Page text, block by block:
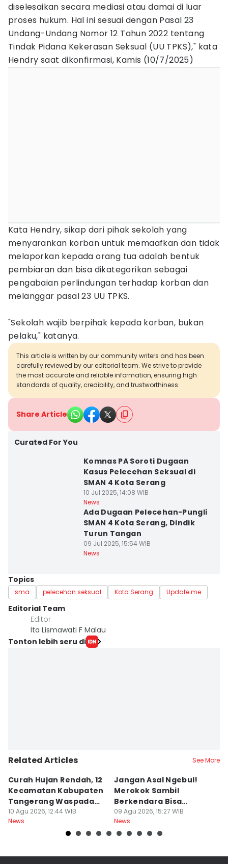
diselesaikan secara mediasi atau damai di luar
proses hukum. Hal ini sesuai dengan Pasal 23
Undang-Undang Nomor 12 Tahun 2022 tentang
Tindak Pidana Kekerasan Seksual (UU TPKS)," kata
Hendry saat dikonfirmasi, Kamis (10/7/2025)
Kata Hendry, sikap dari pihak sekolah yang
menyarankan korban untuk memaafkan dan tidak
melaporkan kepada orang tua adalah bentuk
pembiaran dan bisa dikategorikan sebagai
pengabaian perlindungan terhadap korban dan
melanggar pasal 23 UU TPKS.
"Sekolah wajib berpihak kepada korban, bukan
pelaku," katanya.
This article is written by our community writers and has been
carefully reviewed by our editorial team. We strive to provide
the most accurate and reliable information, ensuring high
standards of quality, credibility, and trustworthiness.
Share Article
Curated For You
Komnas PA Soroti Dugaan
Kasus Pelecehan Seksual di
SMAN 4 Kota Serang
10 Jul 2025, 14:08 WIB
News
Ada Dugaan Pelecehan-Pungli
SMAN 4 Kota Serang, Dindik
Turun Tangan
09 Jul 2025, 15:54 WIB
News
Topics
sma pelecehan seksual Kota Serang Update me
Editorial Team
Editor
Ita Lismawati F Malau
Tonton lebih seru di
Related Articles See More
Curah Hujan Rendah, 12
Kecamatan Kabupaten
Tangerang Waspada
Kekeringan
10 Agu 2026, 12:44 WIB
News
Jangan Asal Ngebul!
Merokok Sambil
Berkendara Bisa
Didenda Rp750 Ribu
09 Agu 2026, 15:27 WIB
News